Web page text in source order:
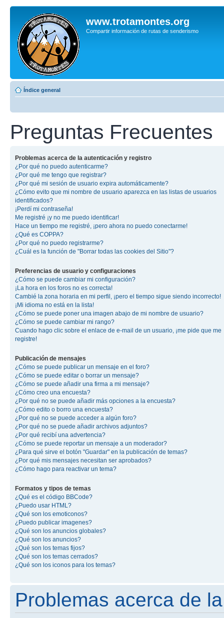
www.trotamontes.org
Compartir información de rutas de senderismo
Índice general
Preguntas Frecuentes
Problemas acerca de la autenticación y registro
¿Por qué no puedo autenticarme?
¿Por qué me tengo que registrar?
¿Por qué mi sesión de usuario expira automáticamente?
¿Cómo evito que mi nombre de usuario aparezca en las listas de usuarios
identificados?
¡Perdí mi contraseña!
Me registré ¡y no me puedo identificar!
Hace un tiempo me registré, ¡pero ahora no puedo conectarme!
¿Qué es COPPA?
¿Por qué no puedo registrarme?
¿Cuál es la función de "Borrar todas las cookies del Sitio"?
Preferencias de usuario y configuraciones
¿Cómo se puede cambiar mi configuración?
¡La hora en los foros no es correcta!
Cambié la zona horaria en mi perfil, ¡pero el tiempo sigue siendo incorrecto!
¡Mi idioma no está en la lista!
¿Cómo se puede poner una imagen abajo de mi nombre de usuario?
¿Cómo se puede cambiar mi rango?
Cuando hago clic sobre el enlace de e-mail de un usuario, ¡me pide que me
registre!
Publicación de mensajes
¿Cómo se puede publicar un mensaje en el foro?
¿Cómo se puede editar o borrar un mensaje?
¿Cómo se puede añadir una firma a mi mensaje?
¿Cómo creo una encuesta?
¿Por qué no se puede añadir más opciones a la encuesta?
¿Cómo edito o borro una encuesta?
¿Por qué no se puede acceder a algún foro?
¿Por qué no se puede añadir archivos adjuntos?
¿Por qué recibí una advertencia?
¿Cómo se puede reportar un mensaje a un moderador?
¿Para qué sirve el botón "Guardar" en la publicación de temas?
¿Por qué mis mensajes necesitan ser aprobados?
¿Cómo hago para reactivar un tema?
Formatos y tipos de temas
¿Qué es el código BBCode?
¿Puedo usar HTML?
¿Qué son los emoticonos?
¿Puedo publicar imagenes?
¿Qué son los anuncios globales?
¿Qué son los anuncios?
¿Qué son los temas fijos?
¿Qué son los temas cerrados?
¿Qué son los iconos para los temas?
Problemas acerca de